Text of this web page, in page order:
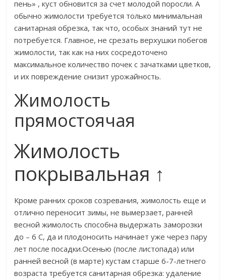
пень» , куст обновится за счет молодой поросли. А
обычно жимолости требуется только минимальная
санитарная обрезка, так что, особых знаний тут не
потребуется. Главное, не срезать верхушки побегов
жимолости, так как на них сосредоточено
максимальное количество почек с зачатками цветков,
и их повреждение снизит урожайность.​
Жимолость
прямостоячая
Жимолость
покрывальная ↑
​Кроме ранних сроков созревания, жимолость еще и
отлично переносит зимы, не вымерзает, ранней
весной жимолость способна выдержать заморозки
до – 6 С, да и плодоносить начинает уже через пару
лет после посадки.​​Осенью (после листопада) или
ранней весной (в марте) кустам старше 6-7-летнего
возраста требуется санитарная обрезка: удаление